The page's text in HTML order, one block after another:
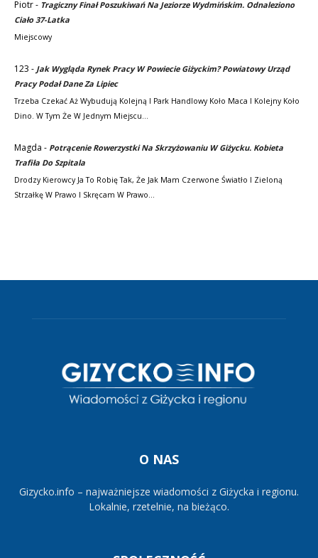
Piotr- Tragiczny Finał Poszukiwań Na Jeziorze Wydmińskim. Odnaleziono
Ciało 37-Latka
Miejscowy
123 - Jak Wygląda Rynek Pracy W Powiecie Giżyckim? Powiatowy Urząd
Pracy Podał Dane Za Lipiec
Trzeba Czekać Aż Wybudują Kolejną I Park Handlowy Koło Maca I Kolejny Koło
Dino. W Tym Że W Jednym Miejscu…
Magda - Potrącenie Rowerzystki Na Skrzyżowaniu W Giżycku. Kobieta
Trafiła Do Szpitala
Drodzy Kierowcy Ja To Robię Tak, Że Jak Mam Czerwone Światło I Zieloną
Strzałkę W Prawo I Skręcam W Prawo…
O NAS
Gizycko.info – najważniejsze wiadomości z Giżycka i regionu.
Lokalnie, rzetelnie, na bieżąco.